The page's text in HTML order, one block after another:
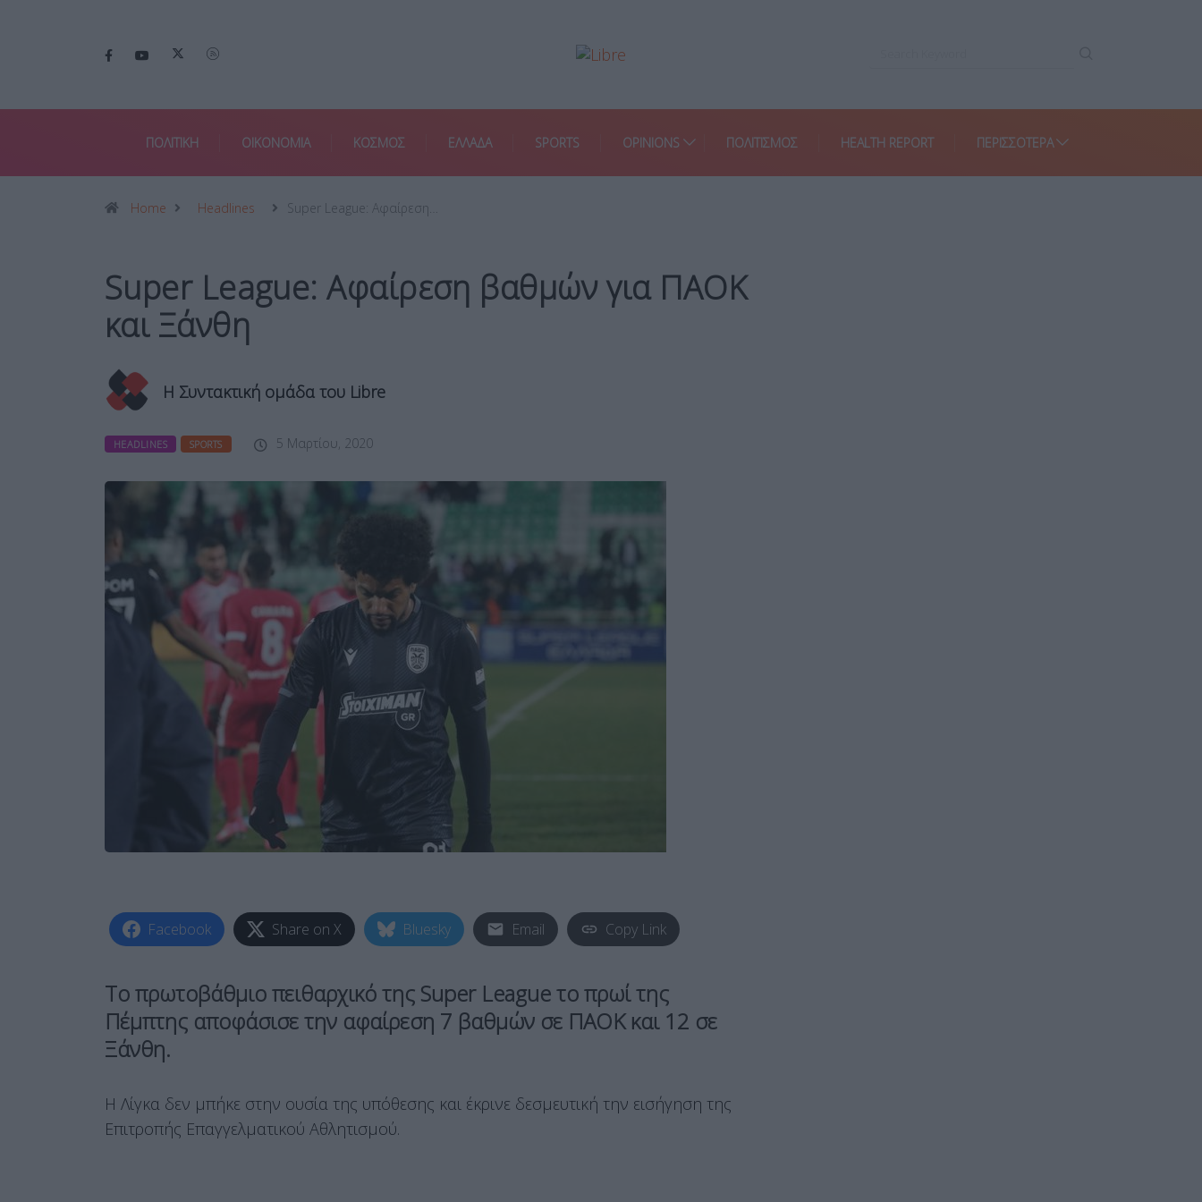
ΠΟΛΙΤΙΚΗ ΟΙΚΟΝΟΜΙΑ ΚΟΣΜΟΣ ΕΛΛΑΔΑ SPORTS OPINIONS ΠΟΛΙΤΙΣΜΟΣ HEALTH REPORT ΠΕΡΙΣΣΌΤΕΡΑ
Home Headlines Super League: Αφαίρεση…
Super League: Αφαίρεση βαθμών για ΠΑΟΚ
και Ξάνθη
Η Συντακτική ομάδα του Libre
HEADLINES SPORTS 5 Μαρτίου, 2020
Facebook Share on X Bluesky Email Copy Link
Το πρωτοβάθμιο πειθαρχικό της Super League το πρωί της
Πέμπτης αποφάσισε την αφαίρεση 7 βαθμών σε ΠΑΟΚ και 12 σε
Ξάνθη.
Η Λίγκα δεν μπήκε στην ουσία της υπόθεσης και έκρινε δεσμευτική την εισήγηση της
Επιτροπής Επαγγελματικού Αθλητισμού.